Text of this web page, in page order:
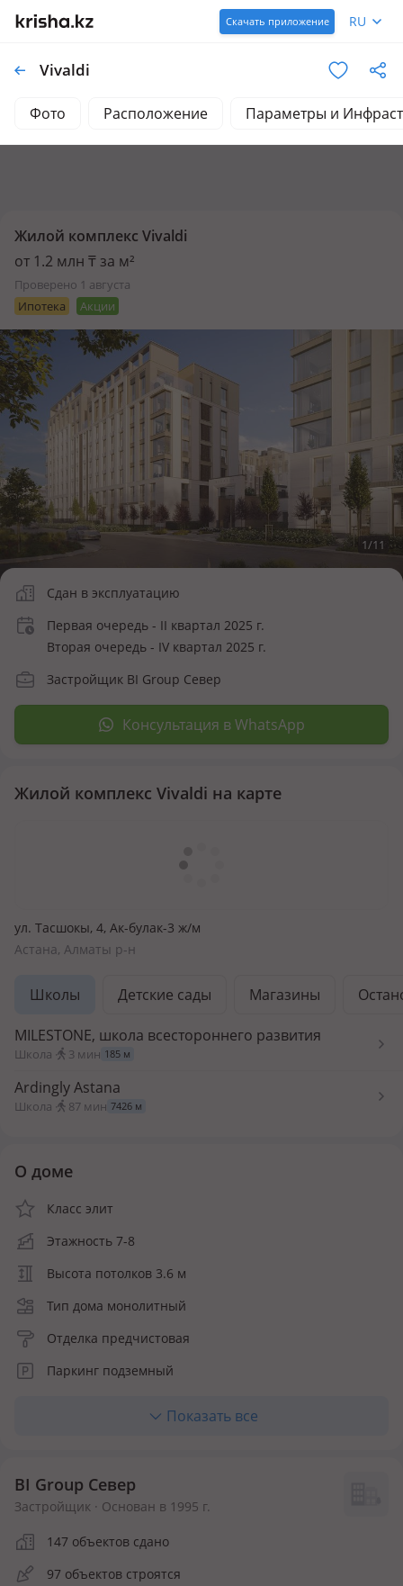
Скачать приложение RU
Vivaldi
Фото Расположение Параметры и
Жилой комплекс Vivaldi
от 1.2 млн ₸ за м²
проверено 1 августа
Ипотека
Акции
1/11
Сдан в эксплуатацию
Первая очередь - II квартал 2025 г.
Вторая очередь - IV квартал 2025 г.
Застройщик BI Group Север
Консультация в WhatsApp
Жилой комплекс Vivaldi на карте
ул. Тасшокы, 4​, Ак-булак-3 ж/м
Астана, Алматы р-н
Школы Детские сады Магазины
MILESTONE, школа всестороннего развития
Школа · 3 мин 185 м
Ardingly Astana
Школа · 87 мин 7426 м
О доме
Класс элит
Этажность 7-8
Высота потолков 3.6 м
Тип дома монолитный
Отделка предчистовая
Паркинг подземный
Количество квартир 94
Инфраструктура внутри ЖК
Показать все
BI Group Север
Застройщик · Основан в 1995 г.
147 объектов сдано
97 объектов строятся